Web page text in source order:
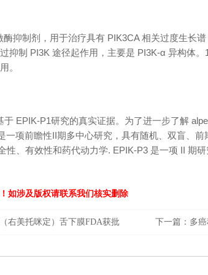
抑制剂，用于治疗具有 PIK3CA 相关过度生长
抑制 PI3K 途径起作用，主要是 PI3K-α 异构体
。
于 EPIK-P1研究的真实证据。为了进一步了解
一项前瞻性II期多中心研究，具有随机、双盲、
性、有效性和药代动力学. EPIK-P3 是一项 II 期
如涉及版权请联系我们核实删除
右美托咪定）舌下膜FDA获批 下一篇： 多